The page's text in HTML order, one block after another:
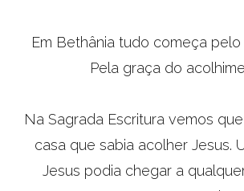
Em Bethânia tudo começa pelo
Pela graça do
Na Sagrada Escritura vemos
casa que sabia acolher Jesus.
Jesus podia chegar a